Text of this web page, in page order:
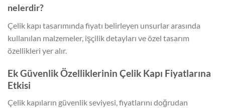
nelerdir?
Çelik kapı tasarımında fiyatı belirleyen unsurlar arasında
kullanılan malzemeler, işçilik detayları ve özel tasarım
özellikleri yer alır.
Ek Güvenlik Özelliklerinin Çelik Kapı Fiyatlarına
Etkisi
Çelik kapıların güvenlik seviyesi, fiyatlarını doğrudan